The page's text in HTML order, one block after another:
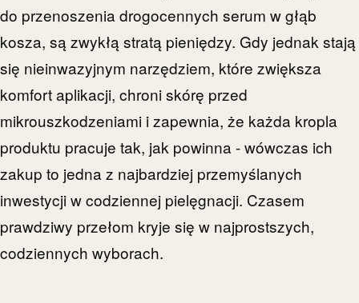
do przenoszenia drogocennych serum w głąb
kosza, są zwykłą stratą pieniędzy. Gdy jednak stają
się nieinwazyjnym narzędziem, które zwiększa
komfort aplikacji, chroni skórę przed
mikrouszkodzeniami i zapewnia, że każda kropla
produktu pracuje tak, jak powinna - wówczas ich
zakup to jedna z najbardziej przemyślanych
inwestycji w codziennej pielęgnacji. Czasem
prawdziwy przełom kryje się w najprostszych,
codziennych wyborach.